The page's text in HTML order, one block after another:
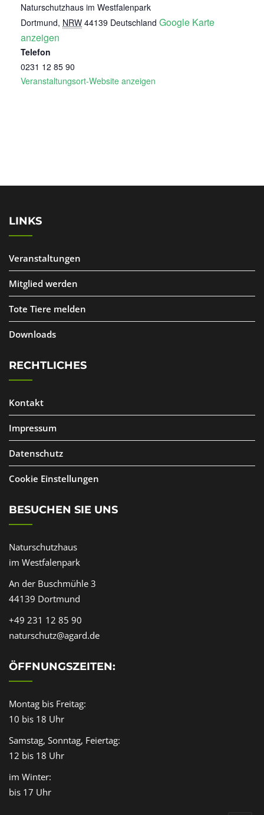
Naturschutzhaus im Westfalenpark
Dortmund, NRW 44139 Deutschland Google Karte
anzeigen
Telefon
0231 12 85 90
Veranstaltungsort-Website anzeigen
LINKS
Veranstaltungen
Mitglied werden
Tote Tiere melden
Downloads
RECHTLICHES
Kontakt
Impressum
Datenschutz
Cookie Einstellungen
BESUCHEN SIE UNS
Naturschutzhaus
im Westfalenpark
An der Buschmühle 3
44139 Dortmund
+49 231 12 85 90
naturschutz@agard.de
ÖFFNUNGSZEITEN:
Montag bis Freitag:
10 bis 18 Uhr
Samstag, Sonntag, Feiertag:
12 bis 18 Uhr
im Winter:
bis 17 Uhr